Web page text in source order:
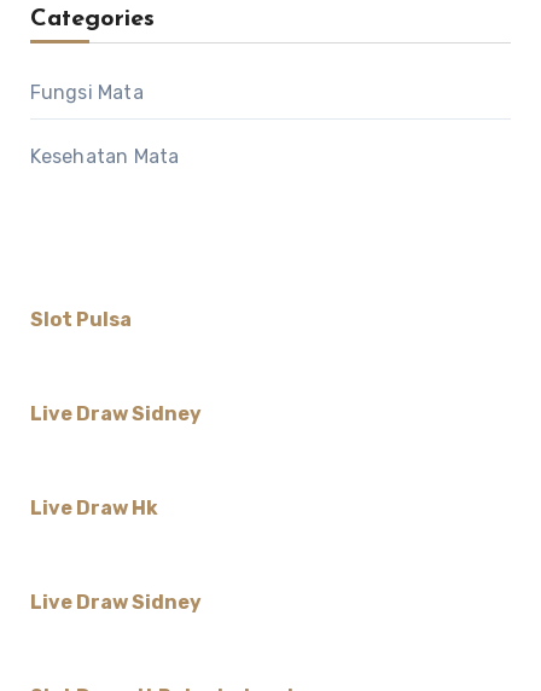
Categories
Fungsi Mata
Kesehatan Mata
Slot Pulsa
Live Draw Sidney
Live Draw Hk
Live Draw Sidney